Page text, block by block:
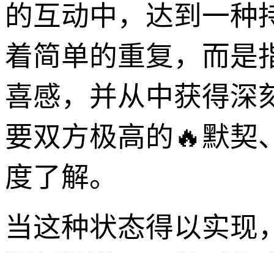
的互动中，达到一种
着简单的重复，而是
喜感，并从中获得深
要双方极高的🔥默契
度了解。
当这种状态得以实现